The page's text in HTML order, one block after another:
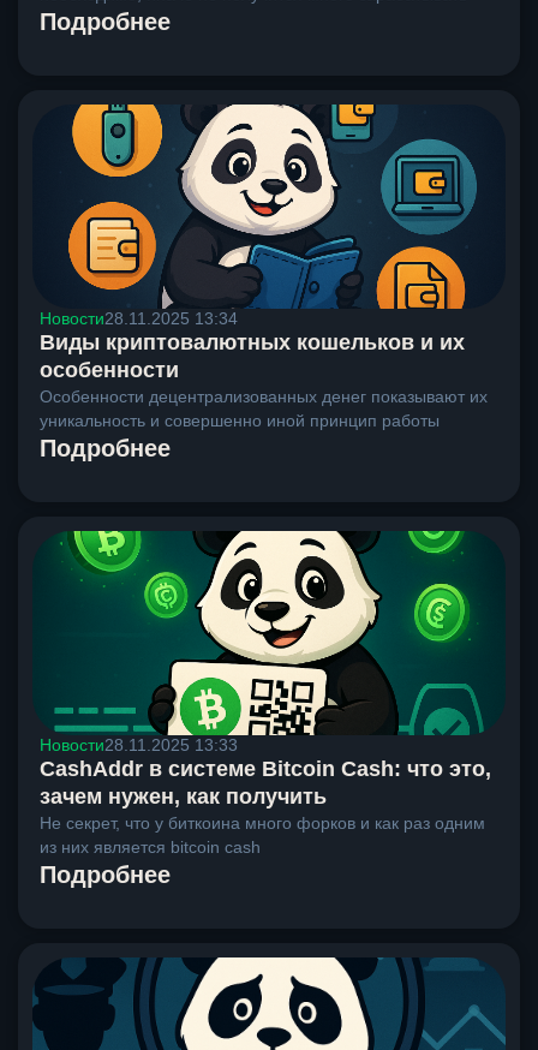
Подробнее
Новости28.11.2025 13:34
Виды криптовалютных кошельков и их
особенности
Особенности децентрализованных денег показывают их
уникальность и совершенно иной принцип работы
Подробнее
Новости28.11.2025 13:33
CashAddr в системе Bitcoin Cash: что это,
зачем нужен, как получить
Не секрет, что у биткоина много форков и как раз одним
из них является bitcoin cash
Подробнее